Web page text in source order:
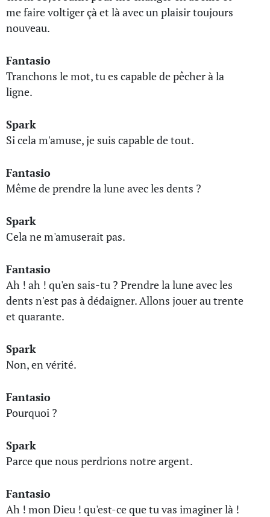
me faire voltiger çà et là avec un plaisir toujours
nouveau.
Fantasio
Tranchons le mot, tu es capable de pêcher à la
ligne.
Spark
Si cela m'amuse, je suis capable de tout.
Fantasio
Même de prendre la lune avec les dents ?
Spark
Cela ne m'amuserait pas.
Fantasio
Ah ! ah ! qu'en sais-tu ? Prendre la lune avec les
dents n'est pas à dédaigner. Allons jouer au trente
et quarante.
Spark
Non, en vérité.
Fantasio
Pourquoi ?
Spark
Parce que nous perdrions notre argent.
Fantasio
Ah ! mon Dieu ! qu'est-ce que tu vas imaginer là !